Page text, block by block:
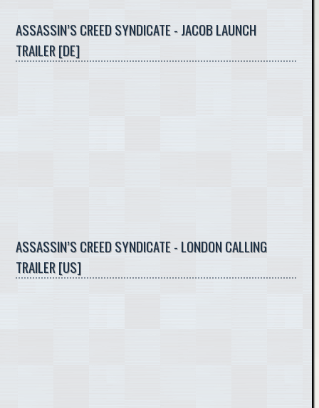
ASSASSIN’S CREED SYNDICATE - JACOB LAUNCH
TRAILER [DE]
ASSASSIN’S CREED SYNDICATE - LONDON CALLING
TRAILER [US]